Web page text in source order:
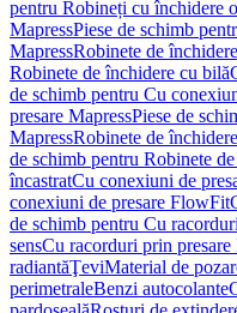
pentru Robineți cu închidere
MapressPiese de schimb
MapressRobinete de
Robinete de închidere cu bilă
de schimb pentru Cu
presare MapressPiese de
MapressRobinete de
de schimb pentru Robinete
încastratCu conexiuni de
conexiuni de presare FlowFit
de schimb pentru Cu
sensCu racorduri prin presare
radiantăŢeviMaterial de
perimetraleBenzi autocolante